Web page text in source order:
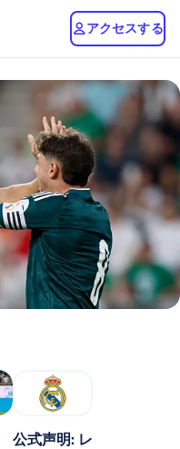
アクセスする
公式声明: レ